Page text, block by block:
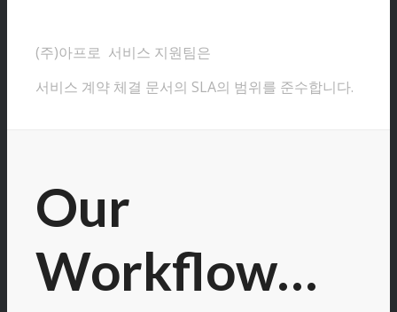
(주)아프로 서비스 지원팀은
서비스 계약 체결 문서의 SLA의 범위를 준수합니다.
Our
Workflow…